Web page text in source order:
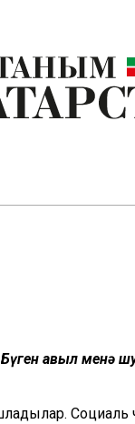
Бүген авыл менә